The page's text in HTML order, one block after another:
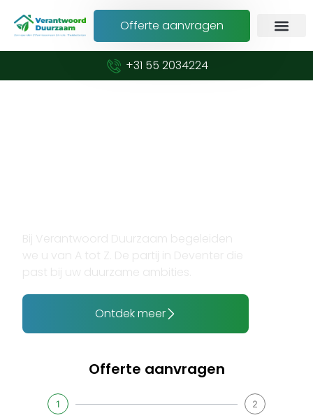
Offerte aanvragen
+31 55 2034224
Bij Verantwoord Duurzaam begeleiden
we u van A tot Z. De partij in Deventer die
past bij uw duurzame ambities.
Ontdek meer
Offerte aanvragen
1 2